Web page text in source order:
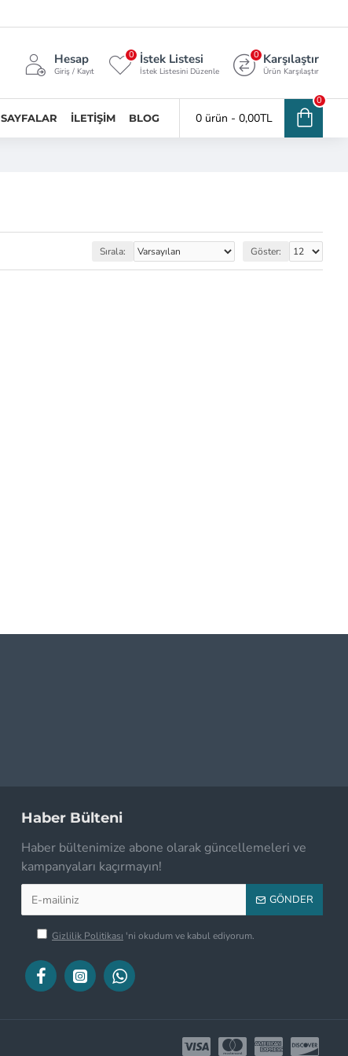
Hesap
Giriş / Kayıt
İstek Listesi
İstek Listesini Düzenle
0 Karşılaştır
Ürün Karşılaştır
0
SAYFALAR İLETIŞIM BLOG 0 ürün - 0,00TL
0
Sırala: Göster:
Haber Bülteni
Haber bültenimize abone olarak güncellemeleri ve
kampanyaları kaçırmayın!
GÖNDER
Gizlilik Politikası 'ni okudum ve kabul ediyorum.